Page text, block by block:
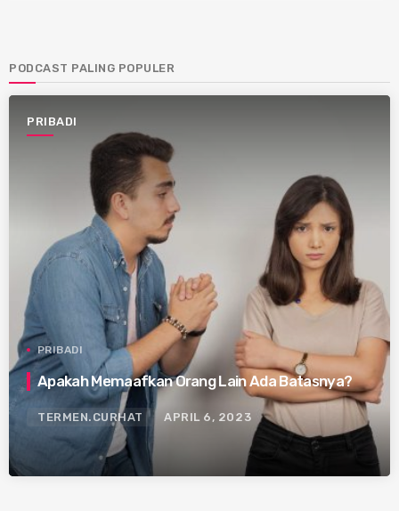
PODCAST PALING POPULER
PRIBADI
PRIBADI
Apakah Memaafkan Orang Lain Ada Batasnya?
TERMEN.CURHAT APRIL 6, 2023